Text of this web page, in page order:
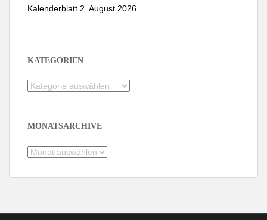
Kalenderblatt 2. August 2026
KATEGORIEN
Kategorien
MONATSARCHIVE
Monatsarchive